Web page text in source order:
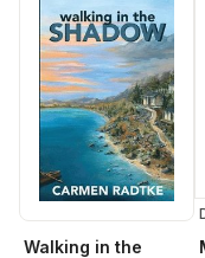
Walking in the